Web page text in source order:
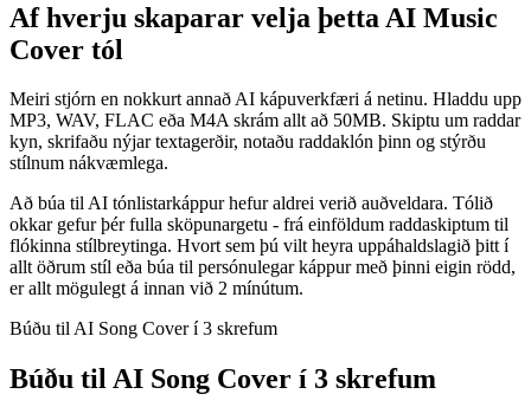
Af hverju skaparar velja þetta AI Music
Cover tól
Meiri stjórn en nokkurt annað AI kápuverkfæri á netinu. Hladdu upp
MP3, WAV, FLAC eða M4A skrám allt að 50MB. Skiptu um raddar
kyn, skrifaðu nýjar textagerðir, notaðu raddaklón þinn og stýrðu
stílnum nákvæmlega.
Að búa til AI tónlistarkáppur hefur aldrei verið auðveldara. Tólið
okkar gefur þér fulla sköpunargetu - frá einföldum raddaskiptum til
flókinna stílbreytinga. Hvort sem þú vilt heyra uppáhaldslagið þitt í
allt öðrum stíl eða búa til persónulegar káppur með þinni eigin rödd,
er allt mögulegt á innan við 2 mínútum.
Búðu til AI Song Cover í 3 skrefum
Búðu til AI Song Cover í 3 skrefum